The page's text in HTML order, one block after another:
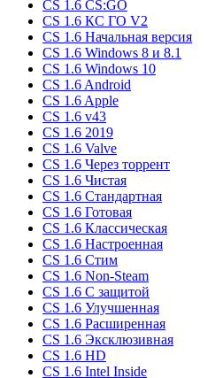
CS 1.6 CS:GO
CS 1.6 КС ГО V2
CS 1.6 Начальная версия
CS 1.6 Windows 8 и 8.1
CS 1.6 Windows 10
CS 1.6 Android
CS 1.6 Apple
CS 1.6 v43
CS 1.6 2019
CS 1.6 Valve
CS 1.6 Через торрент
CS 1.6 Чистая
CS 1.6 Стандартная
CS 1.6 Готовая
CS 1.6 Классическая
CS 1.6 Настроенная
CS 1.6 Стим
CS 1.6 Non-Steam
CS 1.6 C защитой
CS 1.6 Улучшенная
CS 1.6 Расширенная
CS 1.6 Эксклюзивная
CS 1.6 HD
CS 1.6 Intel Inside